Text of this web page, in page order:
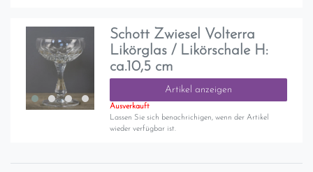
Schott Zwiesel Volterra
Likörglas / Likörschale H:
ca.10,5 cm
Artikel anzeigen
Ausverkauft
Lassen Sie sich benachrichigen, wenn der Artikel
wieder verfügbar ist.